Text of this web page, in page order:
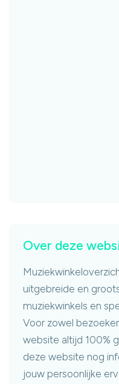
Over deze
uitgebreide en
muziekwinkels en
Voor zowel
website altijd 100%
deze website nog
jouw persoonlijke